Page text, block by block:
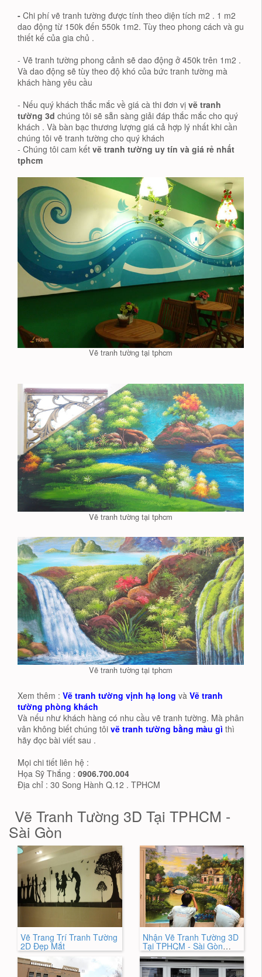
- Chi phí vẽ tranh tường được tính theo diện tích m2 . 1 m2
dao động từ 150k đến 550k 1m2. Tùy theo phong cách và gu
thiết kế của gia chủ .
- Vẽ tranh tường phong cảnh sẽ dao động ở 450k trên 1m2 .
Và dao động sẽ tùy theo độ khó của bức tranh tường mà
khách hàng yêu cầu
- Nếu quý khách thắc mắc về giá cà thi đơn vị vẽ tranh
tường 3d chúng tôi sẽ sẵn sàng giải đáp thắc mắc cho quý
khách . Và bàn bạc thương lượng giá cả hợp lý nhất khi cần
chúng tôi vẽ tranh tường cho quý khách
- Chúng tôi cam kết vẽ tranh tường uy tín và giá rẻ nhất
tphcm
Vẽ tranh tường tại tphcm
Vẽ tranh tường tại tphcm
Vẽ tranh tường tại tphcm
Xem thêm : Vẽ tranh tường vịnh hạ long và Vẽ tranh
tường phòng khách
Và nếu như khách hàng có nhu cầu vẽ tranh tường. Mà phân
vân không biết chúng tôi vẽ tranh tường bằng màu gì thì
hãy đọc bài viết sau .
Mọi chi tiết liên hệ :
Họa Sỹ Thắng : 0906.700.004
Địa chỉ : 30 Song Hành Q.12 . TPHCM
Vẽ Tranh Tường 3D Tại TPHCM -
Sài Gòn
Vẽ Trang Trí Tranh Tường
2D Đẹp Mắt
Nhận Vẽ Tranh Tường 3D
Tại TPHCM - Sài Gòn
HÓT NHẤT